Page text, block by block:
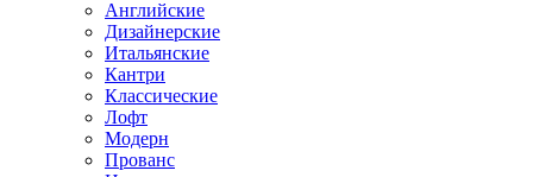
Английские
Дизайнерские
Итальянские
Кантри
Классические
Лофт
Модерн
Прованс